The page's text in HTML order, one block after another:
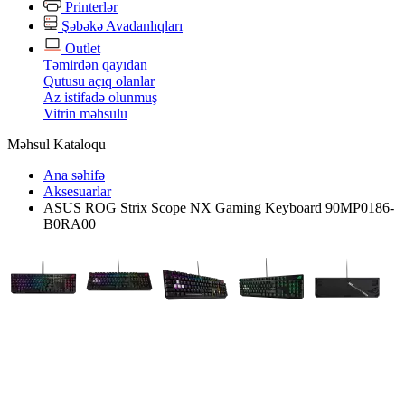
Printerlər
Şəbəkə Avadanlıqları
Outlet
Təmirdən qayıdan
Qutusu açıq olanlar
Az istifadə olunmuş
Vitrin məhsulu
Məhsul Kataloqu
Ana səhifə
Aksesuarlar
ASUS ROG Strix Scope NX Gaming Keyboard 90MP0186-
B0RA00